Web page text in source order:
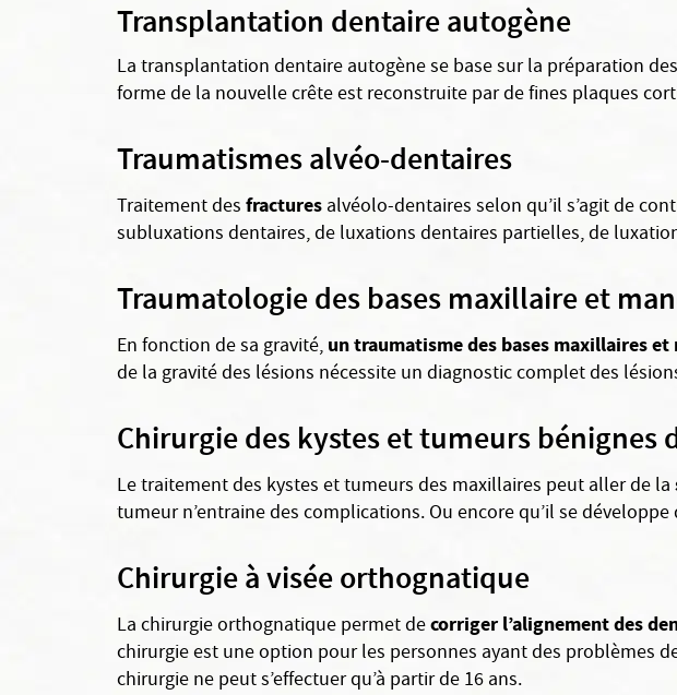
Transplantation dentaire autogène
La transplantation dentaire autogène se base sur la préparation
forme de la nouvelle crête est reconstruite par de fines plaques
Traumatismes alvéo-dentaires
Traitement des fractures alvéolo-dentaires selon qu’il s’agit de
subluxations dentaires, de luxations dentaires partielles, de
Traumatologie des bases maxillaire et
En fonction de sa gravité, un traumatisme des bases maxillaires
de la gravité des lésions nécessite un diagnostic complet des
Chirurgie des kystes et tumeurs bénignes
Le traitement des kystes et tumeurs des maxillaires peut aller de la
tumeur n’entraine des complications. Ou encore qu’il se
Chirurgie à visée orthognatique
La chirurgie orthognatique permet decorriger l’alignement des
chirurgie est une option pour les personnes ayant des problèmes
chirurgie ne peut s’effectuer qu’à partir de 16 ans.